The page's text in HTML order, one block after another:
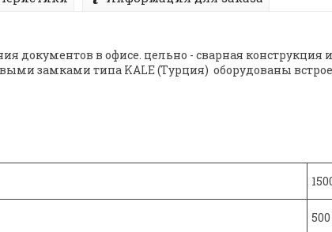
документов в офисе. цельно - сварная
замками типа KALE (Турция) оборудованы
500